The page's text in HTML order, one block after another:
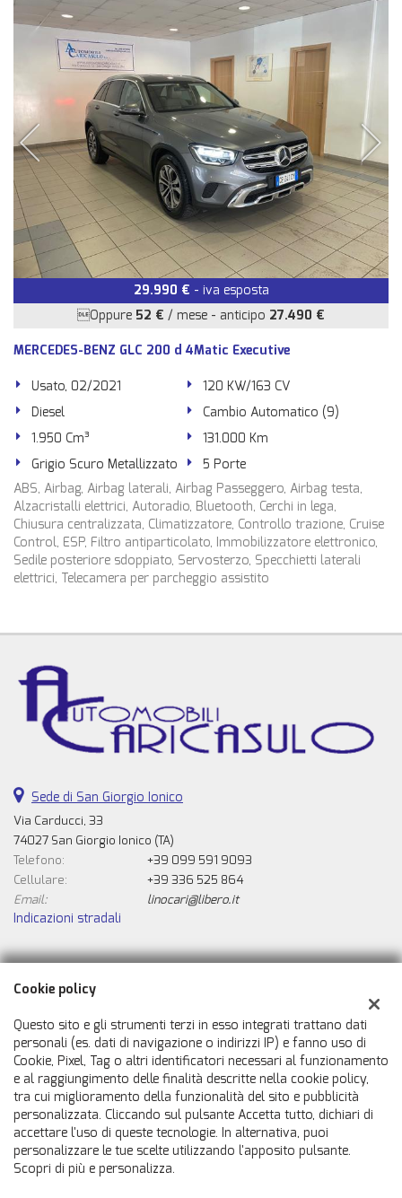
29.990 € - iva esposta
Oppure 52 € / mese - anticipo 27.490 €
MERCEDES-BENZ GLC 200 d 4Matic Executive
Usato, 02/2021
120 KW/163 CV
Diesel
Cambio Automatico (9)
1.950 Cm³
131.000 Km
Grigio Scuro Metallizzato
5 Porte
ABS, Airbag, Airbag laterali, Airbag Passeggero, Airbag testa,
Alzacristalli elettrici, Autoradio, Bluetooth, Cerchi in lega,
Chiusura centralizzata, Climatizzatore, Controllo trazione, Cruise
Control, ESP, Filtro antiparticolato, Immobilizzatore elettronico,
Sedile posteriore sdoppiato, Servosterzo, Specchietti laterali
elettrici, Telecamera per parcheggio assistito
Sede di San Giorgio Ionico
Via Carducci, 33
74027 San Giorgio Ionico (TA)
Telefono:
+39 099 591 9093
Cellulare:
+39 336 525 864
Email:
linocari@libero.it
Indicazioni stradali
Dati fiscali:
Automobili Caricasulo Snc
Via Carducci, 33, San Giorgio Ionico (TA)
C.F/P.IVA:02007050731
Registro delle imprese:TA
Cookie policy
Questo sito e gli strumenti terzi in esso integrati trattano dati
personali (es. dati di navigazione o indirizzi IP) e fanno uso di
Cookie, Pixel, Tag o altri identificatori necessari al funzionamento
e al raggiungimento delle finalità descritte nella cookie policy,
tra cui miglioramento della funzionalità del sito e pubblicità
personalizzata. Cliccando sul pulsante Accetta tutto, dichiari di
accettare l'uso di queste tecnologie. In alternativa, puoi
personalizzare le tue scelte utilizzando l'apposito pulsante.
Scopri di più e personalizza.